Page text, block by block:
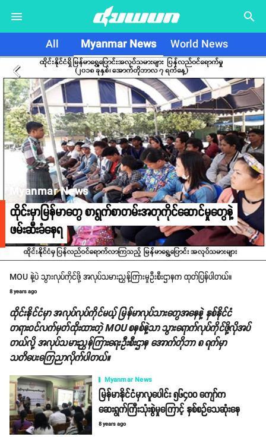
search
All Myanmar News World News
arrow_back_ios
Myanmar News
ထိုင်းမှာမြန်မာတွေ စာရွက်စာတမ်းအတုကိုင်ဆောင်မှုတွေနဲ့
ဖမ်းဆီးခံနေရ
MOU နဲ့ပဲ သွားလုပ်ကိုင်ဖို့ အလုပ်သမားညွှန့်ကြားမှုဦးစီးဌာနက ထုတ်ပြန်ပါတယ်။
8 years ago
ထိုင်းနိုင်ငံမှာ အလုပ်လုပ်ကိုင်မယ့် မြန်မာလုပ်သားတွေအနေနဲ့ နှစ်နိုင်ငံ
တရားဝင်လက်မှတ်ထိုးထားတဲ့ MOU စနစ်နဲ့သာ သွားရောက်လုပ်ကိုင်ဖို့လိုအပ်
တယ်လို့ အလုပ်သမားညွှန်ကြားရေးဦးစီးဌာန အောက်တိုဘာ ၈ ရက်မှာ
သတိပေးကြေညာလိုက်ပါတယ်။
Myanmar News
မြန်မာနိုင်ငံမှာလူပေါင်း ၅၆၄၀၀ ကျော်က
ဆေးရွက်ကြီးသုံးစွဲမှုကြောင့် နှစ်စဉ်သေဆုံးနေ
8 years ago